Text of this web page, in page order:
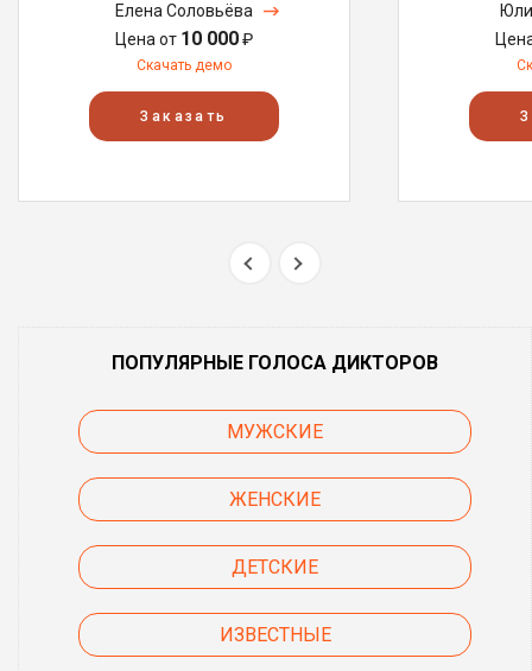
Елена Соловьёва
Цена от 10 000₽
Скачать демо
Заказать
ПОПУЛЯРНЫЕ ГОЛОСА ДИКТОРОВ
МУЖСКИЕ
ЖЕНСКИЕ
ДЕТСКИЕ
ИЗВЕСТНЫЕ